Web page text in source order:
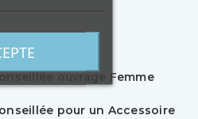
ouvrage Femme
pour un Accessoire